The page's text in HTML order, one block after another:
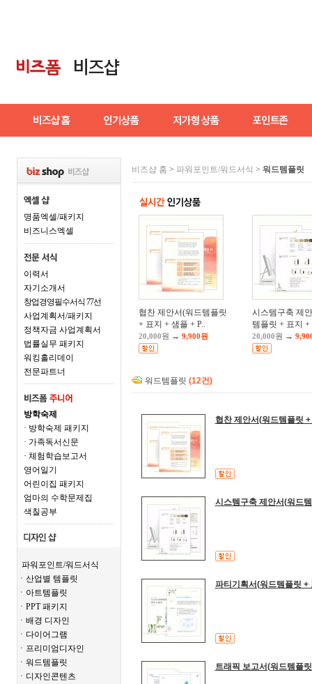
명품엑셀/패키지
비즈니스엑셀
이력서
자기소개서
창업경영필수서식 77선
사업계획서/패키지
정책자금 사업계획서
법률실무 패키지
워킹홀리데이
전문파트너
방학숙제
· 방학숙제 패키지
· 가족독서신문
· 체험학습보고서
영어일기
어린이집 패키지
엄마의 수학문제집
색칠공부
파워포인트/워드서식
ㆍ산업별 템플릿
ㆍ아트템플릿
ㆍPPT 패키지
ㆍ배경 디자인
ㆍ다이어그램
ㆍ프리미엄디자인
ㆍ워드템플릿
ㆍ디자인콘텐츠
비즈샵 홈 > 파워포인트/워드서식 > 워드템플릿
협찬 제안서(워드템플릿
+ 표지 + 샘플 + P..
20,000원 → 9,900원
시스템구축 제
템플릿 + 표지 +
20,000원 →
워드템플릿 (12건)
협찬 제안서(워드템플릿
시스템구축 제안서(워드
파티기획서(워드템플릿 +
트래픽 보고서(워드템플